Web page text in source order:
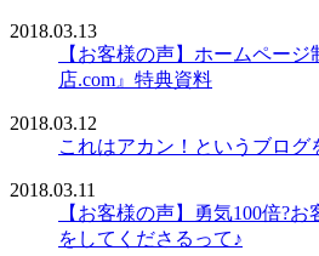
2018.03.13
【お客様の声】ホームペー
店.com』特典資料
2018.03.12
これはアカン！というブログ
2018.03.11
【お客様の声】勇気100倍?
をしてくださるって♪